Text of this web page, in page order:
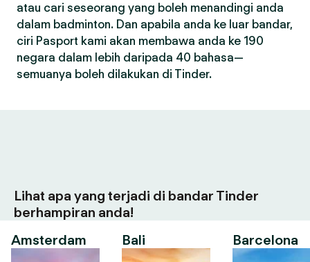
atau cari seseorang yang boleh menandingi anda
dalam badminton. Dan apabila anda ke luar bandar,
ciri Pasport kami akan membawa anda ke 190
negara dalam lebih daripada 40 bahasa—
semuanya boleh dilakukan di Tinder.
Lihat apa yang terjadi di bandar Tinder
berhampiran anda!
Amsterdam
Bali Barcelona